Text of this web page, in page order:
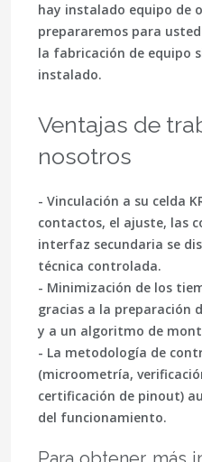
hay instalado equipo de
prepararemos para
la fabricación de equipo
instalado.
Ventajas de
nosotros
- Vinculación a su celda
contactos, el ajuste, las
interfaz secundaria se
técnica controlada.
- Minimización de los
gracias a la preparación
y a un algoritmo de
- La metodología de
(microometría,
certificación de pinout)
del funcionamiento.